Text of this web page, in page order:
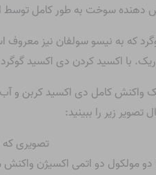
دهنده سوخت به طور کامل
که به نیسو سولفان نیز
. با اکسید کردن دی اکسید گوگرد در دمای ۴۰۰-۶۰۰ درجه سانتیگراد با کمک یک
کامل دی اکسید کربن و آب
زیر را ببینید:
دو مولکول دو اتمی اکسیژن